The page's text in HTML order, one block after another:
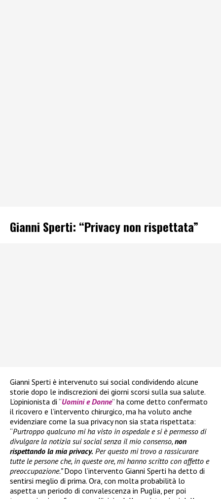
Gianni Sperti: “Privacy non rispettata”
Gianni Sperti è intervenuto sui social condividendo alcune
storie dopo le indiscrezioni dei giorni scorsi sulla sua salute.
L’opinionista di “Uomini e Donne” ha come detto confermato
il ricovero e l’intervento chirurgico, ma ha voluto anche
evidenziare come la sua privacy non sia stata rispettata:
“Purtroppo qualcuno mi ha visto in ospedale e si è permesso di
divulgare la notizia sui social senza il mio consenso, non
rispettando la mia privacy. Per questo mi trovo a rassicurare
tutte le persone che, in queste ore, mi hanno scritto con affetto e
preoccupazione.”Dopo l’intervento Gianni Sperti ha detto di
sentirsi meglio di prima. Ora, con molta probabilità lo
aspetta un periodo di convalescenza in Puglia, per poi